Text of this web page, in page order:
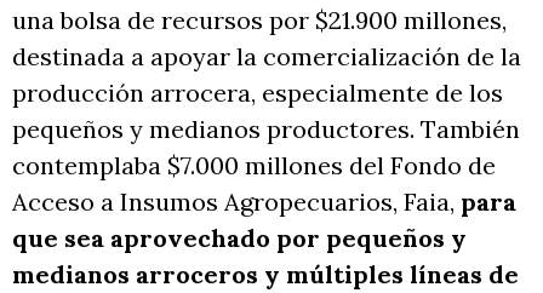
una bolsa de recursos por $21.900 millones,
destinada a apoyar la comercialización de la
producción arrocera, especialmente de los
pequeños y medianos productores. También
contemplaba $7.000 millones del Fondo de
Acceso a Insumos Agropecuarios, Faia, para
que sea aprovechado por pequeños y
medianos arroceros y múltiples líneas de